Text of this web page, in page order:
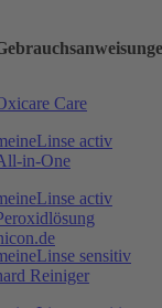
Care
activ
in-One
activ
sensitiv
Reiniger